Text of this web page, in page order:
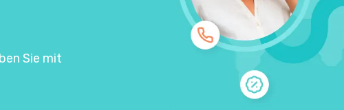
Sie mit